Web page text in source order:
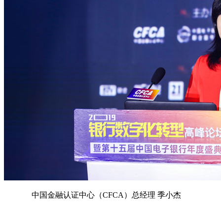
中国金融认证中心（CFCA）总经理 季小杰